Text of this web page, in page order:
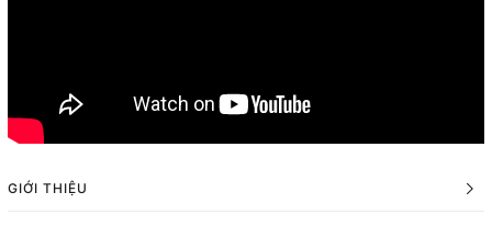
GIỚI THIỆU